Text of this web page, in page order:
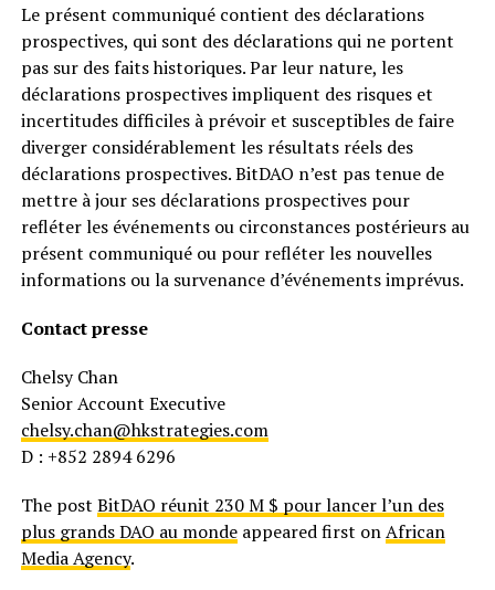
Le présent communiqué contient des déclarations
prospectives, qui sont des déclarations qui ne portent
pas sur des faits historiques. Par leur nature, les
déclarations prospectives impliquent des risques et
incertitudes difficiles à prévoir et susceptibles de faire
diverger considérablement les résultats réels des
déclarations prospectives. BitDAO n’est pas tenue de
mettre à jour ses déclarations prospectives pour
refléter les événements ou circonstances postérieurs au
présent communiqué ou pour refléter les nouvelles
informations ou la survenance d’événements imprévus.
Contact presse
Chelsy Chan
Senior Account Executive
chelsy.chan@hkstrategies.com
D : +852 2894 6296
The post BitDAO réunit 230 M $ pour lancer l’un des
plus grands DAO au mondeappeared first onAfrican
Media Agency.